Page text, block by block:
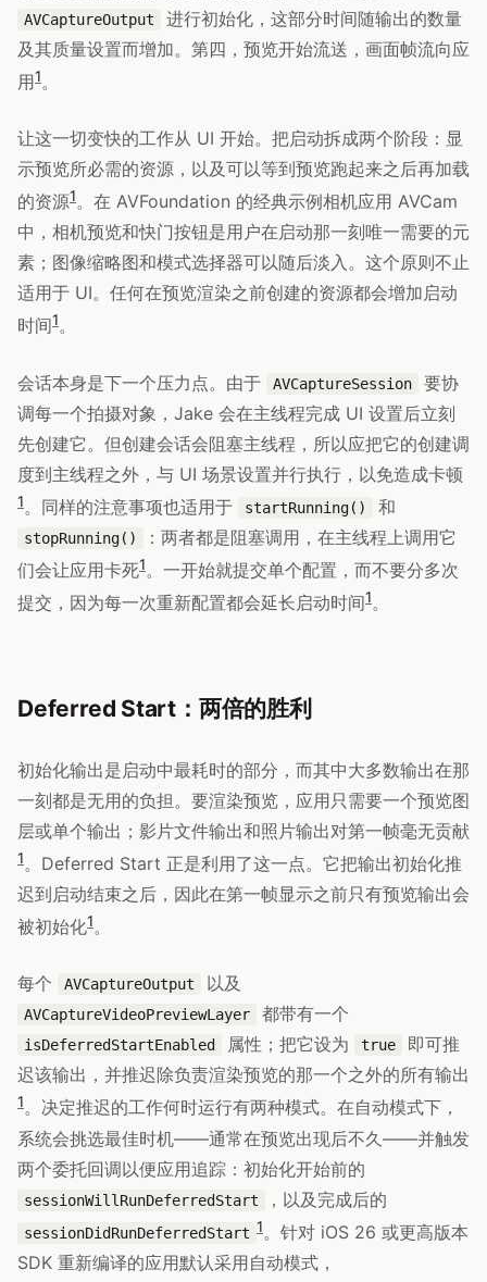
AVCaptureOutput
进行初始化，这部分时间随输出的数量
及其质量设置而增加。第四，预览开始流送，画面帧流向应
用1。
让这一切变快的工作从 UI 开始。把启动拆成两个阶段：显
示预览所必需的资源，以及可以等到预览跑起来之后再加载
的资源1。在 AVFoundation 的经典示例相机应用 AVCam
中，相机预览和快门按钮是用户在启动那一刻唯一需要的元
素；图像缩略图和模式选择器可以随后淡入。这个原则不止
适用于 UI。任何在预览渲染之前创建的资源都会增加启动
时间1。
会话本身是下一个压力点。由于 AVCaptureSession
要协
调每一个拍摄对象，Jake 会在主线程完成 UI 设置后立刻
先创建它。但创建会话会阻塞主线程，所以应把它的创建调
度到主线程之外，与 UI 场景设置并行执行，以免造成卡顿
1。同样的注意事项也适用于 startRunning() 和
stopRunning()
：两者都是阻塞调用，在主线程上调用它
们会让应用卡死1。一开始就提交单个配置，而不要分多次
提交，因为每一次重新配置都会延长启动时间1。
Deferred Start：两倍的胜利
初始化输出是启动中最耗时的部分，而其中大多数输出在那
一刻都是无用的负担。要渲染预览，应用只需要一个预览图
层或单个输出；影片文件输出和照片输出对第一帧毫无贡献
1。Deferred Start 正是利用了这一点。它把输出初始化推
迟到启动结束之后，因此在第一帧显示之前只有预览输出会
被初始化1。
每个 AVCaptureOutput 以及
AVCaptureVideoPreviewLayer 都带有一个
isDeferredStartEnabled 属性；把它设为 true
即可推
迟该输出，并推迟除负责渲染预览的那一个之外的所有输出
1。决定推迟的工作何时运行有两种模式。在自动模式下，
系统会挑选最佳时机——通常在预览出现后不久——并触发
两个委托回调以便应用追踪：初始化开始前的
sessionWillRunDeferredStart ，以及完成后的
sessionDidRunDeferredStart 1。针对 iOS 26 或更高版本
SDK 重新编译的应用默认采用自动模式，